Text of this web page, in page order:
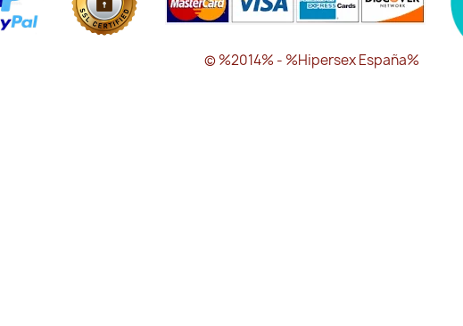
© %2014% - %Hipersex España%